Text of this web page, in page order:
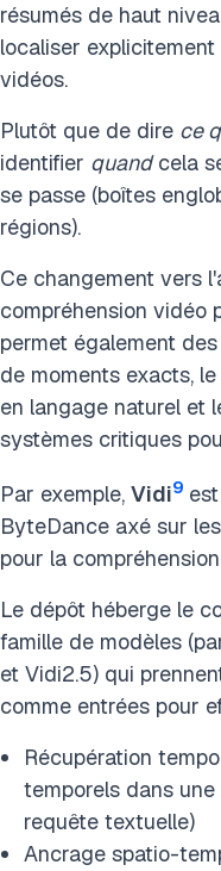
résumés de haut
localiser
vidéos.
Plutôt que de dire ce
identifier quandcela
se passe (boîtes
régions).
Ce changement vers
compréhension vidéo
permet également
de moments exacts,
en langage naturel et
systèmes critiques
Par exemple, Vidi9
ByteDance axé sur
pour la
Le dépôt héberge le
famille de modèles
et Vidi2.5) qui
comme entrées pour
Récupération
temporels dans
requête textuelle)
Ancrage spatio-